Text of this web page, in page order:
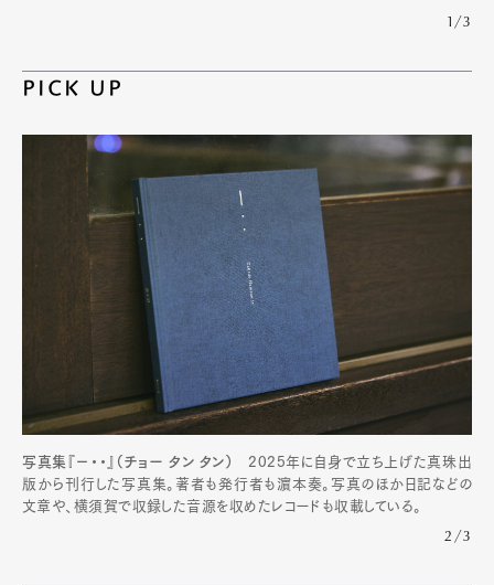
1/3
PICK UP
写真集『−・・』（チョー タン タン） 2025年に自身で立ち上げた真珠出
版から刊行した写真集。著者も発行者も濵本奏。写真のほか日記などの
文章や、横須賀で収録した音源を収めたレコードも収載している。
2/3